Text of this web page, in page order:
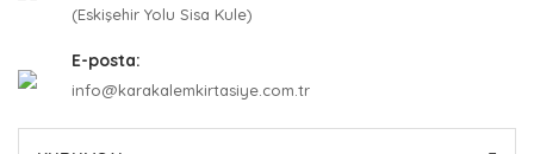
(Eskişehir Yolu Sisa Kule)
E-posta:
info@karakalemkirtasiye.com.tr